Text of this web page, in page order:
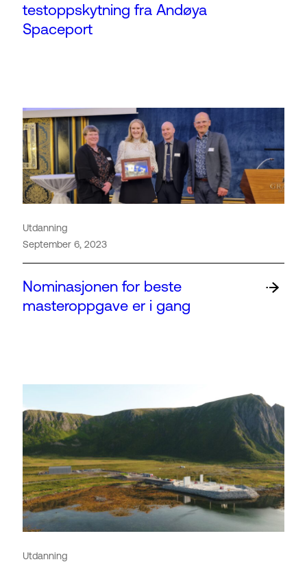
testoppskytning fra Andøya
Spaceport
Utdanning
September 6, 2023
Nominasjonen for beste
masteroppgave er i gang
Utdanning